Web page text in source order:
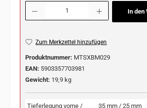
Produkt Anzahl: Gib den gewünschten Wert ein
In den
Zum Merkzettel hinzufügen
Produktnummer: MTSXBM029
EAN: 5903357703981
Gewicht: 19,9 kg
Tieferlegung vorne /
35 mm / 25 mm